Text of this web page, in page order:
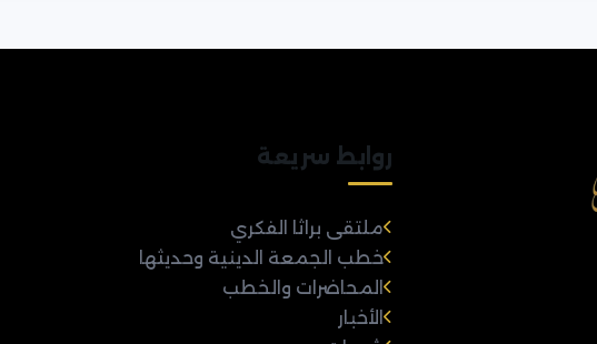
روابط سريعة
ملتقى براثا الفكري
خطب الجمعة الدينية وحديثها
المحاضرات والخطب
الأخبار